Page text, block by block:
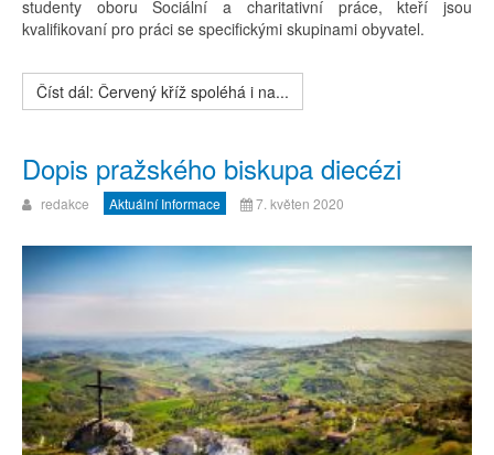
studenty oboru Sociální a charitativní práce, kteří jsou
kvalifikovaní pro práci se specifickými skupinami obyvatel.
Číst dál: Červený kříž spoléhá i na...
Dopis pražského biskupa diecézi
redakce Aktuální Informace 7. květen 2020